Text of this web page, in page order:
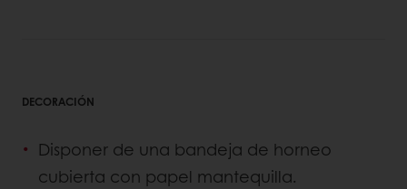
DECORACIÓN
Disponer de una bandeja de horneo
cubierta con papel mantequilla.